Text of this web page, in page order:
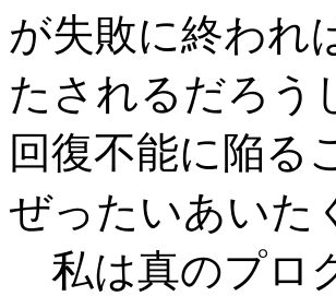
が失敗に終われ
たされるだろう
回復不能に陥る
ぜったいあいた
私は真のプロ